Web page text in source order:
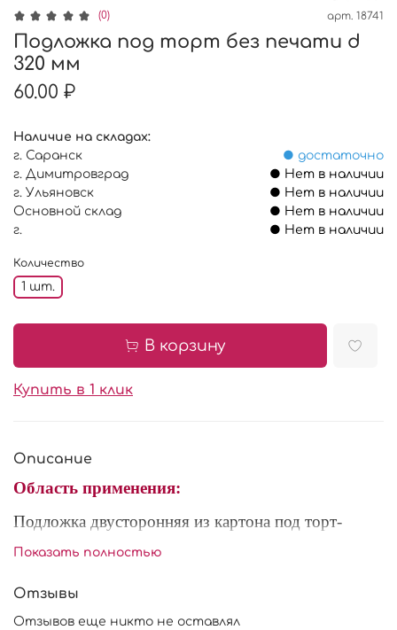
(0) арт. 18741
Подложка под торт без печати d
320 мм
60.00 ₽
Наличие на складах:
г. Саранск
● достаточно
г. Димитровград
● Нет в наличии
г. Ульяновск
● Нет в наличии
Основной склад
● Нет в наличии
г.
● Нет в наличии
Количество
1 шт.
В корзину
Купить в 1 клик
Описание
Область применения:
Подложка двусторонняя из картона под торт-
необходимый атрибут, который спасет от
Так же используются для презентации и приносит
Показать полностью
Отзывы
Отзывов еще никто не оставлял